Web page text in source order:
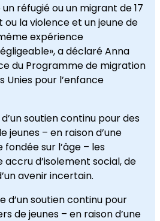
réfugié ou un migrant de 17
ou la violence et un jeune de
expérience
a déclaré Anna
du Programme de migration
Unies pour l’enfance
soutien continu pour des
jeunes – en raison d’une
sur l’âge – les
accru d’isolement social, de
avenir incertain.
d’un soutien continu pour
de jeunes – en raison d’une